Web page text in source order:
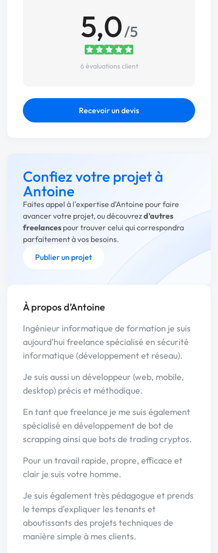
5,0/5
6 évaluations client
Recevoir un devis
Confiez votre projet à
Antoine
Faites appel à l'expertise d’Antoine pour faire
avancer votre projet, ou découvrezd'autres
freelances pour trouver celui qui correspondra
parfaitement à vos besoins.
Publier un projet
À propos d’Antoine
Ingénieur informatique de formation je suis
aujourd'hui freelance spécialisé en sécurité
informatique (développement et réseau).
Je suis aussi un développeur (web, mobile,
desktop) précis et méthodique.
En tant que freelance je me suis également
spécialisé en développement de bot de
scrapping ainsi que bots de trading cryptos.
Pour un travail rapide, propre, efficace et
clair je suis votre homme.
Je suis également très pédagogue et prends
le temps d'expliquer les tenants et
aboutissants des projets techniques de
manière simple à mes clients.